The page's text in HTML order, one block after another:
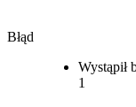
Błąd
Wystąpił
1